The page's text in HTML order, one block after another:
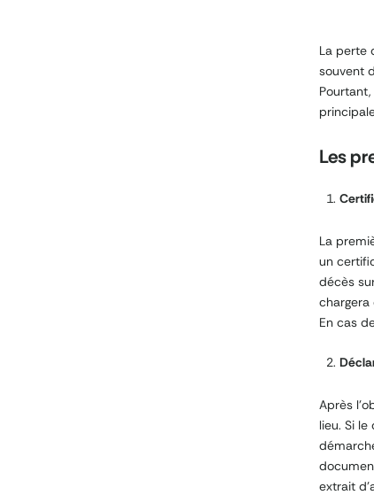
La perte
souvent
Les
La
un
décès
En cas
Après
lieu. Si
extrait